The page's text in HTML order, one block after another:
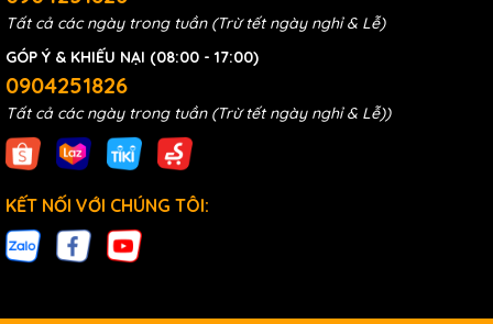
Tất cả các ngày trong tuần (Trừ tết ngày nghỉ & Lễ)
GÓP Ý & KHIẾU NẠI (08:00 - 17:00)
0904251826
Tất cả các ngày trong tuần (Trừ tết ngày nghỉ & Lễ))
KẾT NỐI VỚI CHÚNG TÔI: